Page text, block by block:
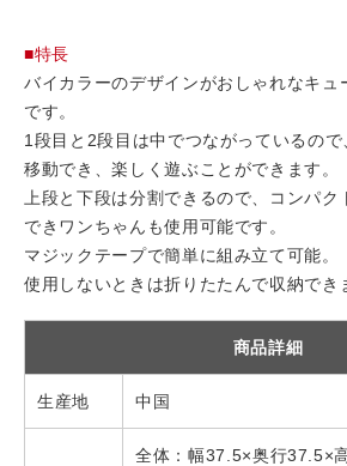
■特長
バイカラーのデザインがおしゃれなキュ
です。
1段目と2段目は中でつながっているの
移動でき、楽しく遊ぶことができます。
上段と下段は分割できるので、コンパ
できワンちゃんも使用可能です。
マジックテープで簡単に組み立て可能。
使用しないときは折りたたんで収納でき
商品詳細
生産地 中国
全体：幅37.5×奥行37.5×